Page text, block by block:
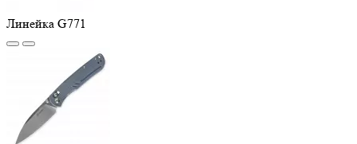
Линейка G771